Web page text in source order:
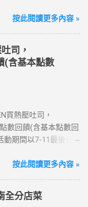
買一送一優惠！ > 實
(出國開通啟用後回
) > eSIM出國上網
「吃到飽」方案；即
(例：買1張日本5天
動詳情：好康優惠看
·eSIM ibon 購買教學
上網首選，速度穩
、土耳其 熱門地區通
便利 ✈️ 180天彈性開
用，享受出國網路自
eSIM適用機型： ※
按此閱讀更多內容 »
司，
(含基本點數
買熱壓吐司，
數回饋(含基本點數回
期間以7-11最後公
ELEVEN買熱壓吐司
emap.aspx# 小編推
按此閱讀更多內容 »
全分店菜